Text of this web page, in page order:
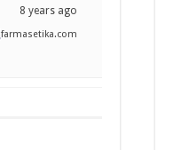
8 years ago
farmasetika.com